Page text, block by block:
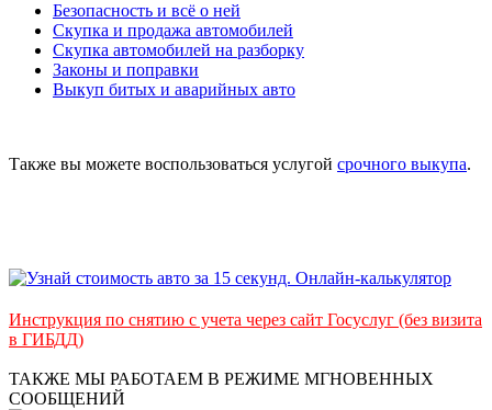
Безопасность и всё о ней
Скупка и продажа автомобилей
Скупка автомобилей на разборку
Законы и поправки
Выкуп битых и аварийных авто
Также вы можете воспользоваться услугой срочного выкупа.
Инструкция по снятию с учета через сайт Госуслуг (без визита
в ГИБДД)
ТАКЖЕ МЫ РАБОТАЕМ В РЕЖИМЕ МГНОВЕННЫХ
СООБЩЕНИЙ